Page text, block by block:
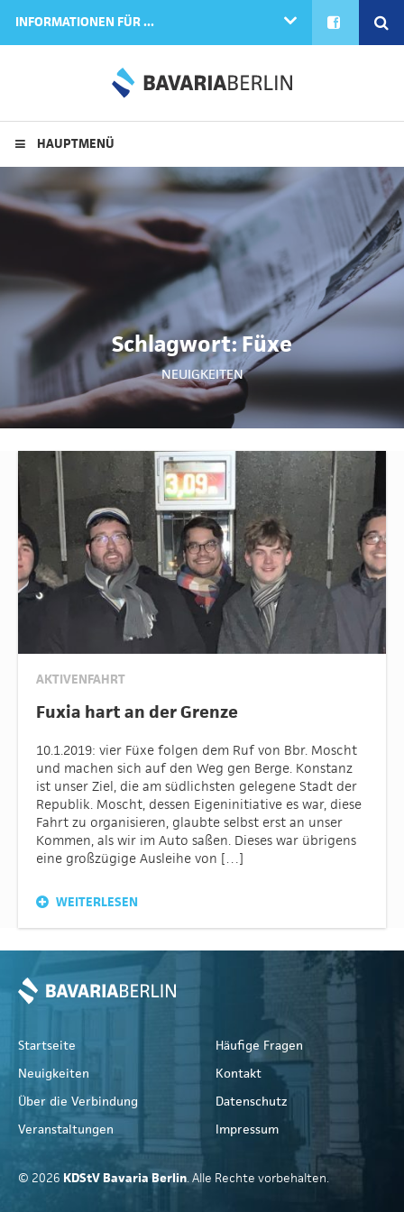
INFORMATIONEN FÜR ... FACEBOOK
HAUPTMENÜ
Schlagwort:Füxe
NEUIGKEITEN
AKTIVENFAHRT
Fuxia hart an der Grenze
10.1.2019: vier Füxe folgen dem Ruf von Bbr. Moscht
und machen sich auf den Weg gen Berge. Konstanz
ist unser Ziel, die am südlichsten gelegene Stadt der
Republik. Moscht, dessen Eigeninitiative es war, diese
Fahrt zu organisieren, glaubte selbst erst an unser
Kommen, als wir im Auto saßen. Dieses war übrigens
eine großzügige Ausleihe von […]
WEITERLESEN
Startseite
Neuigkeiten
Über die Verbindung
Veranstaltungen
Häufige Fragen
Kontakt
Datenschutz
Impressum
© 2026 KDStV Bavaria Berlin. Alle Rechte vorbehalten.